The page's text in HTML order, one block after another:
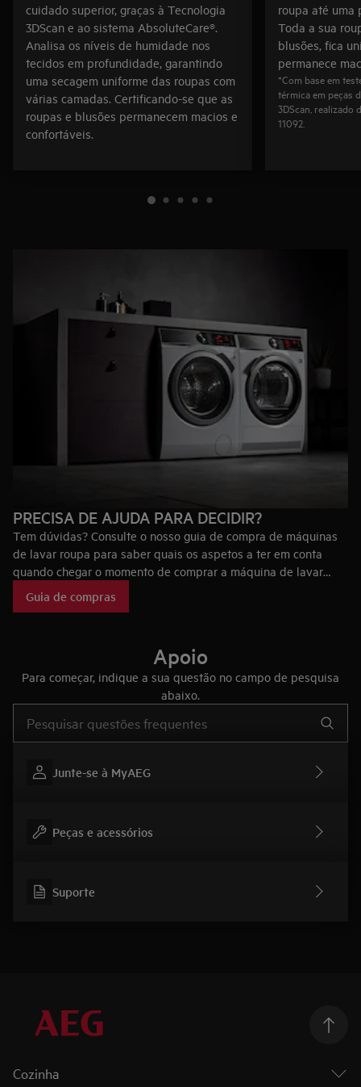
cuidado superior, graças à Tecnologia
3DScan e ao sistema AbsoluteCare®.
Analisa os níveis de humidade nos
tecidos em profundidade, garantindo
uma secagem uniforme das roupas com
várias camadas. Certificando-se que as
roupas e blusões permanecem macios e
confortáveis.
roupa até uma
Toda a sua
blusões, fica
permanece
*Com base em
térmica em peças
3DScan, realizado
11092.
PRECISA DE AJUDA PARA DECIDIR?
Tem dúvidas? Consulte o nosso guia de compra de máquinas
de lavar roupa para saber quais os aspetos a ter em conta
quando chegar o momento de comprar a máquina de lavar
máquinas de lavar roupa AEG únicas no mercado.
Guia de compras
Apoio
Para começar, indique a sua questão no campo de pesquisa
abaixo.
Junte-se à MyAEG
Peças e acessórios
Suporte
Cozinha